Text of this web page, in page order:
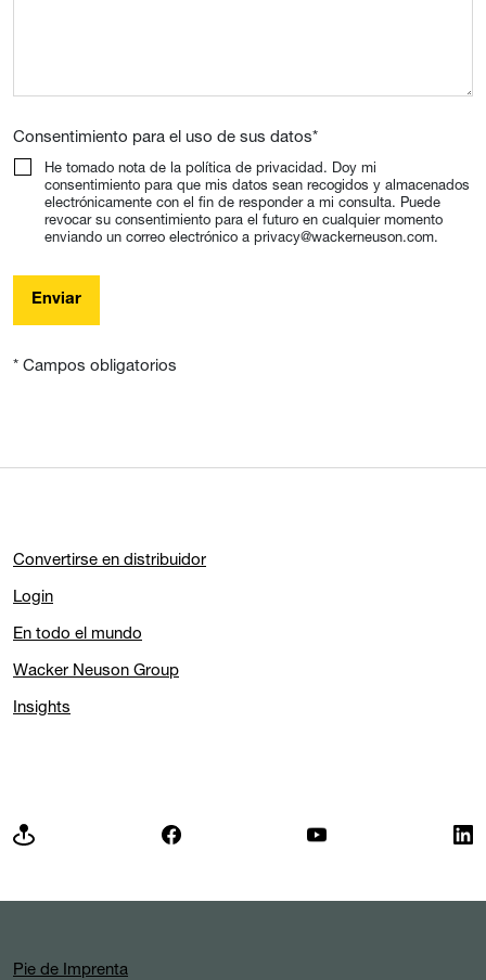
Consentimiento para el uso de sus datos*
He tomado nota de la política de privacidad. Doy mi
consentimiento para que mis datos sean recogidos y almacenados
electrónicamente con el fin de responder a mi consulta. Puede
revocar su consentimiento para el futuro en cualquier momento
enviando un correo electrónico a privacy@wackerneuson.com.
Enviar
* Campos obligatorios
Convertirse en distribuidor
Login
En todo el mundo
Wacker Neuson Group
Insights
Pie de Imprenta